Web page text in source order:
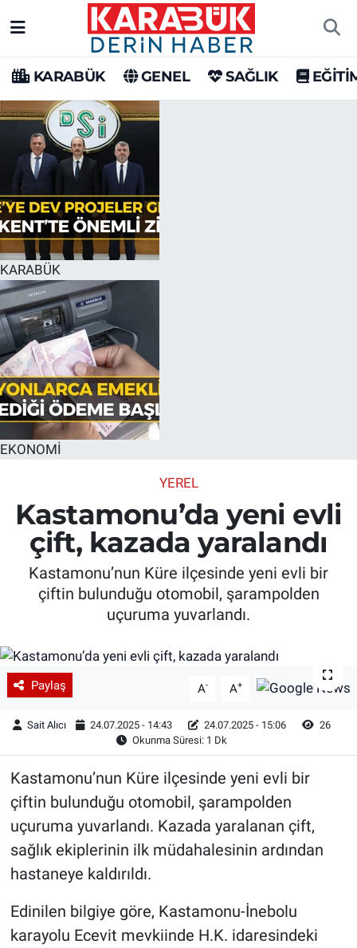
KARABÜK GENEL SAĞLIK
KARABÜK
EKONOMİ
YEREL
Kastamonu’da yeni evli
çift, kazada yaralandı
Kastamonu’nun Küre ilçesinde yeni evli bir
çiftin bulunduğu otomobil, şarampolden
uçuruma yuvarlandı.
Paylaş A- A+
Sait Alıcı 24.07.2025 - 14:43 24.07.2025 - 15:06
26
Okunma Süresi: 1 Dk
Kastamonu’nun Küre ilçesinde yeni evli bir
çiftin bulunduğu otomobil, şarampolden
uçuruma yuvarlandı. Kazada yaralanan çift,
sağlık ekiplerinin ilk müdahalesinin ardından
hastaneye kaldırıldı.
Edinilen bilgiye göre, Kastamonu-İnebolu
karayolu Ecevit mevkiinde H.K. idaresindeki
Karabük Hava Durumu
Karabük Trafik Yoğunluk Haritası
Süper Lig Puan Durumu ve Fikstür
Tüm Manşetler
Son Dakika Haberleri
Haber Arşivi